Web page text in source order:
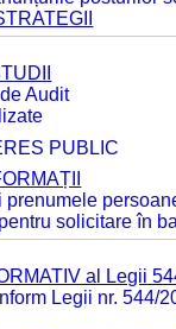
Audit
PUBLIC
prenumele
solicitare în
al Legii
Legii nr. 544/